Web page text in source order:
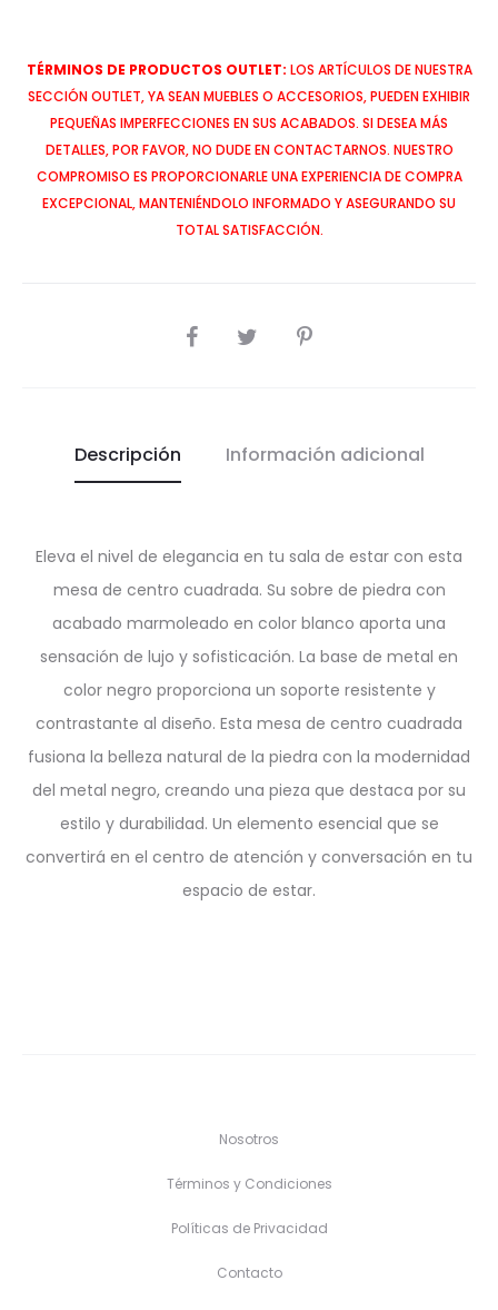
TÉRMINOS DE PRODUCTOS OUTLET: LOS ARTÍCULOS DE NUESTRA
SECCIÓN OUTLET, YA SEAN MUEBLES O ACCESORIOS, PUEDEN EXHIBIR
PEQUEÑAS IMPERFECCIONES EN SUS ACABADOS. SI DESEA MÁS
DETALLES, POR FAVOR, NO DUDE EN CONTACTARNOS. NUESTRO
COMPROMISO ES PROPORCIONARLE UNA EXPERIENCIA DE COMPRA
EXCEPCIONAL, MANTENIÉNDOLO INFORMADO Y ASEGURANDO SU
TOTAL SATISFACCIÓN.
SHARE
Descripción Información adicional
Eleva el nivel de elegancia en tu sala de estar con esta
mesa de centro cuadrada. Su sobre de piedra con
acabado marmoleado en color blanco aporta una
sensación de lujo y sofisticación. La base de metal en
color negro proporciona un soporte resistente y
contrastante al diseño. Esta mesa de centro cuadrada
fusiona la belleza natural de la piedra con la modernidad
del metal negro, creando una pieza que destaca por su
estilo y durabilidad. Un elemento esencial que se
convertirá en el centro de atención y conversación en tu
espacio de estar.
Nosotros
Términos y Condiciones
Políticas de Privacidad
Contacto